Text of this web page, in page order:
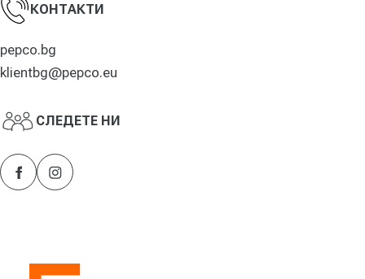
КОНТАКТИ
pepco.bg
klientbg@pepco.eu
СЛЕДЕТЕ НИ
FacebookInstagram